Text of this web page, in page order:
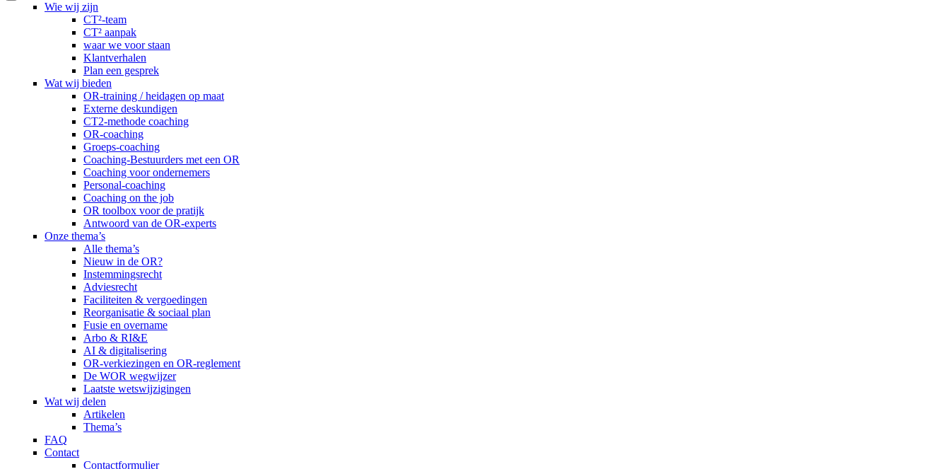
Wie wij zijn
CT²-team
CT² aanpak
waar we voor staan
Klantverhalen
Plan een gesprek
Wat wij bieden
OR-training / heidagen op maat
Externe deskundigen
CT2-methode coaching
OR-coaching
Groeps-coaching
Coaching-Bestuurders met een OR
Coaching voor ondernemers
Personal-coaching
Coaching on the job
OR toolbox voor de pratijk
Antwoord van de OR-experts
Onze thema’s
Alle thema’s
Nieuw in de OR?
Instemmingsrecht
Adviesrecht
Faciliteiten & vergoedingen
Reorganisatie & sociaal plan
Fusie en overname
Arbo & RI&E
AI & digitalisering
OR-verkiezingen en OR-reglement
De WOR wegwijzer
Laatste wetswijzigingen
Wat wij delen
Artikelen
Thema’s
FAQ
Contact
Contactformulier